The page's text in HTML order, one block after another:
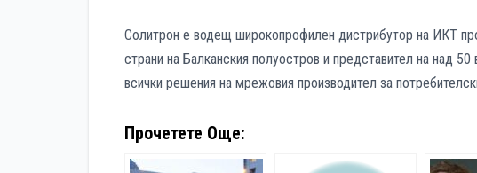
Солитрон е водещ широкопрофилен дистрибутор на ИКТ
страни на Балканския полуостров и представител на над
всички решения на мрежовия производител за
Прочетете Още: